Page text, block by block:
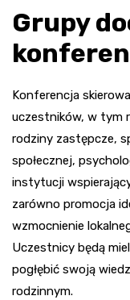
Grupy
Konferencja
uczestników, w tym
rodziny zastępcze,
społecznej,
instytucji
zarówno promocja
wzmocnienie
Uczestnicy będą
pogłębić swoją
rodzinnym.